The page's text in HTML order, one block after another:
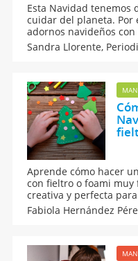
Esta Navidad tenemos
cuidar del planeta. Por
adornos navideños
creativos y originales
trata de sencillas
vuestro hogar en
Sandra Llorente,
Aprende cómo hacer
con fieltro o foami muy
creativa y perfecta
Aquí, los materiales
crear un árbol divertido
Fabiola Hernández